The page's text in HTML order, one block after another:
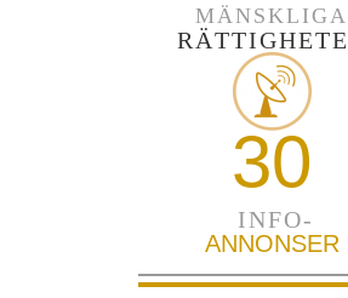
MÄNSKLIGA
30
INFO-
ANNONSER